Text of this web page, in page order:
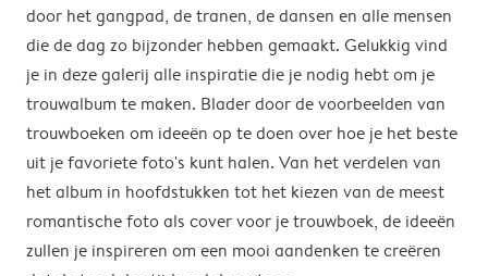
door het gangpad, de tranen, de dansen en alle mensen
die de dag zo bijzonder hebben gemaakt. Gelukkig vind
je in deze galerij alle inspiratie die je nodig hebt om je
trouwalbum te maken. Blader door de voorbeelden van
trouwboeken om ideeën op te doen over hoe je het beste
uit je favoriete foto's kunt halen. Van het verdelen van
het album in hoofdstukken tot het kiezen van de meest
romantische foto als cover voor je trouwboek, de ideeën
zullen je inspireren om een mooi aandenken te creëren